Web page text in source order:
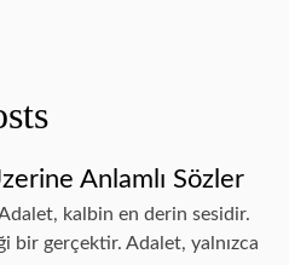
Anlamlı Sözler
Adalet, kalbin en derin sesidir.
bir gerçektir. Adalet, yalnızca